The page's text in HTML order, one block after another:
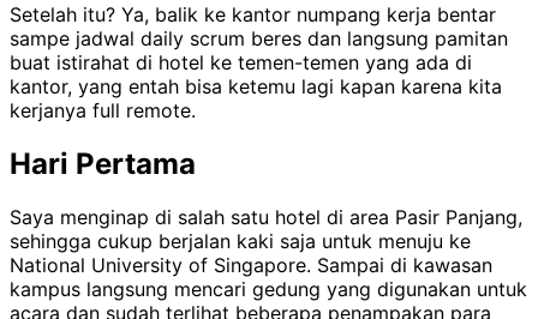
Setelah itu? Ya, balik ke kantor numpang kerja bentar
sampe jadwal daily scrum beres dan langsung pamitan
buat istirahat di hotel ke temen-temen yang ada di
kantor, yang entah bisa ketemu lagi kapan karena kita
kerjanya full remote.
Hari Pertama
Saya menginap di salah satu hotel di area Pasir Panjang,
sehingga cukup berjalan kaki saja untuk menuju ke
National University of Singapore. Sampai di kawasan
kampus langsung mencari gedung yang digunakan untuk
acara dan sudah terlihat beberapa penampakan para